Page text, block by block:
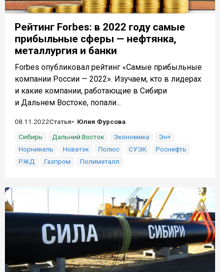
Рейтинг Forbes: в 2022 году самые
прибыльные сферы — нефтянка,
металлургия и банки
Forbes опубликовал рейтинг «Самые прибыльные
компании России — 2022». Изучаем, кто в лидерах
и какие компании, работающие в Сибири
и Дальнем Востоке, попали...
08.11.2022Статья
Юлия Фурсова
Сибирь
Дальний Восток Экономика
Эн+
Норникель
Новатэк Полюс СУЭК
Роснефть
РЖД
Газпром Полиметалл